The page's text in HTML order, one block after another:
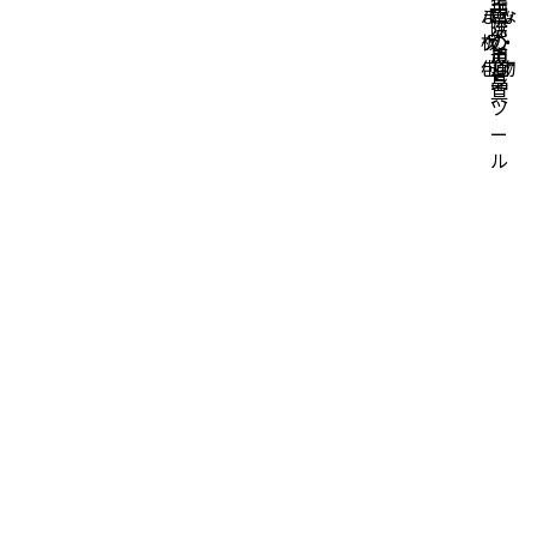
除
道
具
活
用
品
所
の
道
具
卓
の
道
具
バッ
グ・
小物
まな
板・
包丁
ッ
チ
ン
ツ
ー
ル